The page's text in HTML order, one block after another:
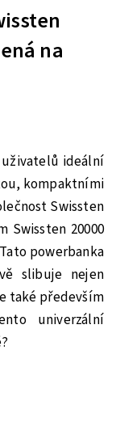
na
ideální
kompaktními
Swissten
20000
powerbanka
slibuje nejen
také především
univerzální